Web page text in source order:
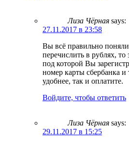
Лиза Чёрная says:
27.11.2017 в 23:58
Вы всё правильно
перечислить в рублях, то
под которой Вы
номер карты сбербанка и
удобнее, так и оплатите.
Войдите, чтобы ответить
Лиза Чёрная says:
29.11.2017 в 15:25